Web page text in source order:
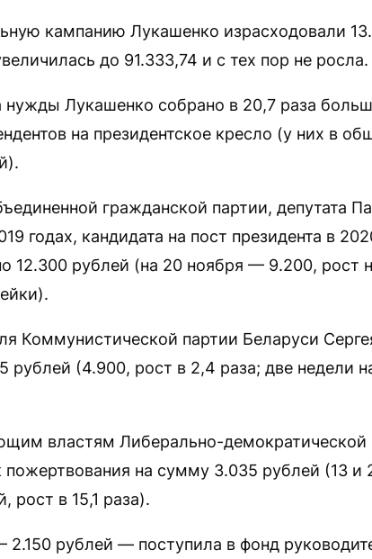
кампанию Лукашенко израсходовали
до 91.333,74 и с тех пор не росла.
нужды Лукашенко собрано в 20,7 раза
на президентское кресло (у них в
гражданской партии, депутата
годах, кандидата на пост президента в
12.300 рублей (на 20 ноября — 9.200, рост
Коммунистической партии Беларуси
рублей (4.900, рост в 2,4 раза; две недели
властям Либерально-демократической
пожертвования на сумму 3.035 рублей (13 и
рост в 15,1 раза).
рублей — поступила в фонд